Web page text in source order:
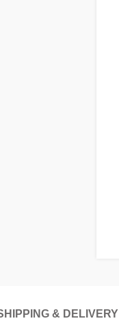
& DELIVERY